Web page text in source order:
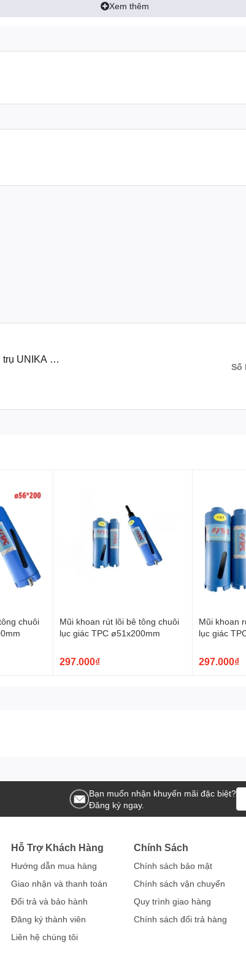
Xem thêm
UNIKA (B
Số
chuôi
Mũi khoan rút lõi bê tông chuôi
lục giác TPC ø51x200mm
297.000₫
Mũi khoan
lục giác
297.000₫
Bạn muốn nhận khuyến mãi đặc biệt?
Đăng ký ngay.
Hỗ Trợ Khách Hàng
Hướng dẫn mua hàng
Giao nhận và thanh toán
Đổi trả và bảo hành
Đăng ký thành viên
Liên hệ chúng tôi
Chính Sách
Chính sách bảo mật
Chính sách vận chuyển
Quy trình giao hàng
Chính sách đổi trả hàng